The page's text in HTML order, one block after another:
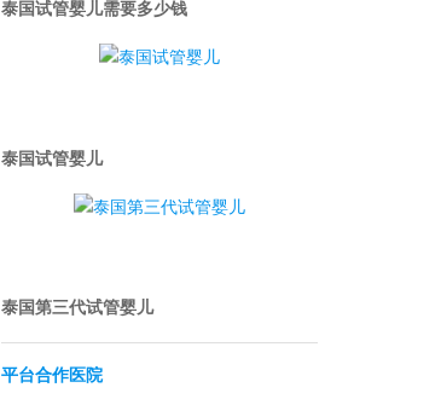
泰国试管婴儿需要多少钱
泰国试管婴儿
泰国第三代试管婴儿
平台合作医院